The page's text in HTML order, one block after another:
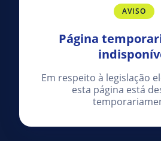
AVISO
Página
Em respeito à legislação
esta página está